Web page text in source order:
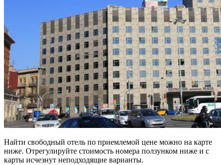
Найти свободный отель по приемлемой цене можно на карте
ниже. Отрегулируйте стоимость номера ползунком ниже и с
карты исчезнут неподходящие варианты.